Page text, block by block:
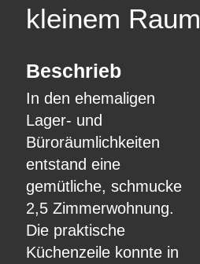
kleinem Raum
Beschrieb
In den ehemaligen
Lager- und
Büroräumlichkeiten
entstand eine
gemütliche, schmucke
2,5 Zimmerwohnung.
Die praktische
Küchenzeile konnte in